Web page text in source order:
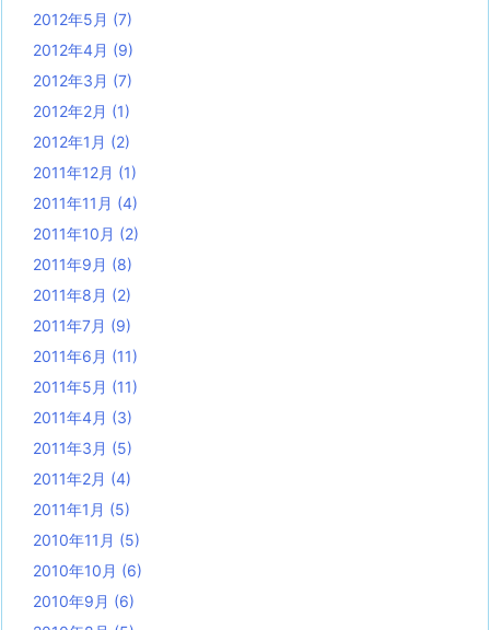
2012年5月 (7)
2012年4月 (9)
2012年3月 (7)
2012年2月 (1)
2012年1月 (2)
2011年12月 (1)
2011年11月 (4)
2011年10月 (2)
2011年9月 (8)
2011年8月 (2)
2011年7月 (9)
2011年6月 (11)
2011年5月 (11)
2011年4月 (3)
2011年3月 (5)
2011年2月 (4)
2011年1月 (5)
2010年11月 (5)
2010年10月 (6)
2010年9月 (6)